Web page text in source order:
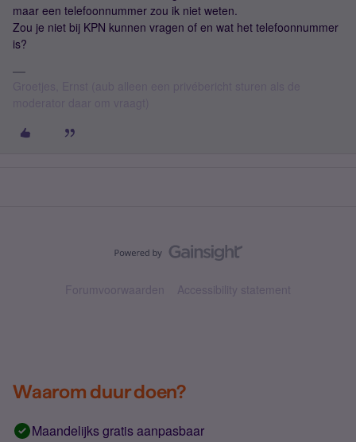
maar een telefoonnummer zou ik niet weten.
Zou je niet bij KPN kunnen vragen of en wat het telefoonnummer
is?
Forumvoorwaarden Accessibility statement
Waarom duur doen?
Maandelijks gratis aanpasbaar